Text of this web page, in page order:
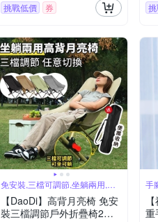
挑戰低價 券
免安裝,三檔可調節,坐躺兩用,輕
鬆便攜
【DaoDi】高背月亮椅 免安
裝三檔調節戶外折疊椅2入
手
重